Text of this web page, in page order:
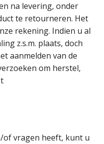
na levering, onder
te retourneren. Het
rekening. Indien u al
z.s.m. plaats, doch
aanmelden van de
om herstel,
of vragen heeft, kunt u